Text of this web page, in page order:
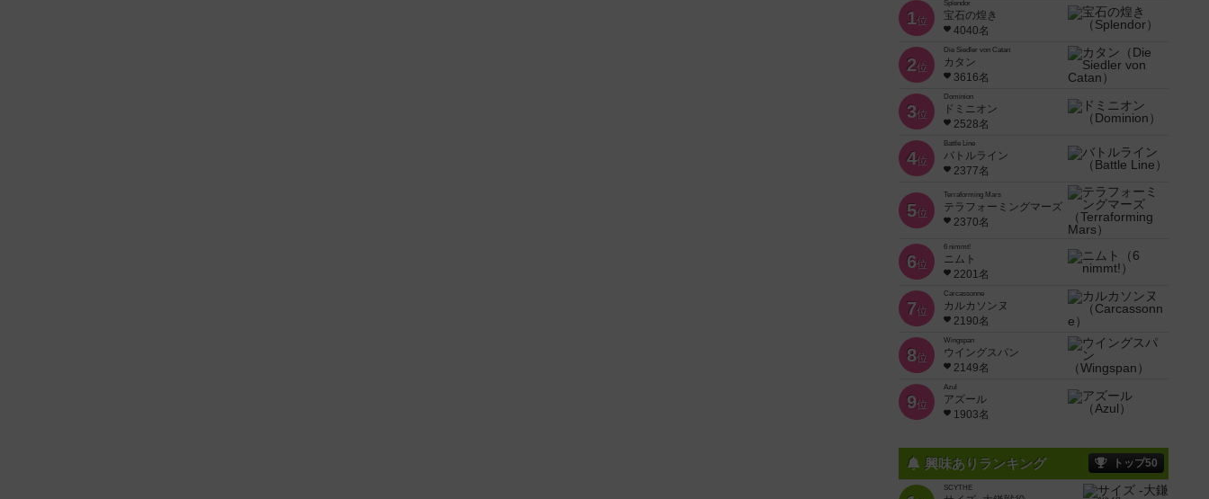
1位
Splendor
宝石の煌き
4040名
2位
Die Siedler von Catan
カタン
3616名
3位
Dominion
ドミニオン
2528名
4位
Battle Line
バトルライン
2377名
5位
Terraforming Mars
テラフォーミングマーズ
2370名
6位
6 nimmt!
ニムト
2201名
7位
Carcassonne
カルカソンヌ
2190名
8位
Wingspan
ウイングスパン
2149名
9位
Azul
アズール
1903名
興味ありランキング トップ50
SCYTHE